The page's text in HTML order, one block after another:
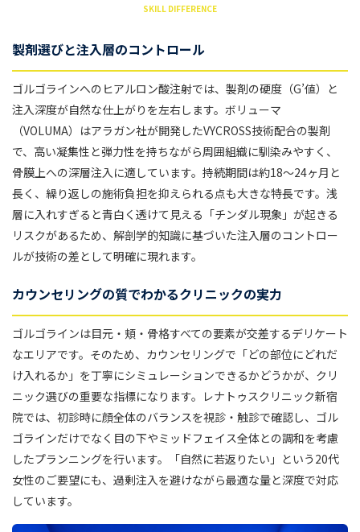
SKILL DIFFERENCE
製剤選びと注入層のコントロール
ゴルゴラインへのヒアルロン酸注射では、製剤の硬度（G’値）と
注入深度が自然な仕上がりを左右します。ボリューマ
（VOLUMA）はアラガン社が開発したVYCROSS技術配合の製剤
で、高い凝集性と弾力性を持ちながら周囲組織に馴染みやすく、
骨膜上への深層注入に適しています。持続期間は約18〜24ヶ月と
長く、繰り返しの施術負担を抑えられる点も大きな特長です。浅
層に入れすぎると青白く透けて見える「チンダル現象」が起きる
リスクがあるため、解剖学的知識に基づいた注入層のコントロー
ルが技術の差として明確に現れます。
カウンセリングの質でわかるクリニックの実力
ゴルゴラインは目元・頬・骨格すべての要素が交差するデリケート
なエリアです。そのため、カウンセリングで「どの部位にどれだ
け入れるか」を丁寧にシミュレーションできるかどうかが、クリ
ニック選びの重要な指標になります。レナトゥスクリニック新宿
院では、初診時に顔全体のバランスを視診・触診で確認し、ゴル
ゴラインだけでなく目の下やミッドフェイス全体との調和を考慮
したプランニングを行います。「自然に若返りたい」という20代
女性のご要望にも、過剰注入を避けながら最適な量と深度で対応
しています。